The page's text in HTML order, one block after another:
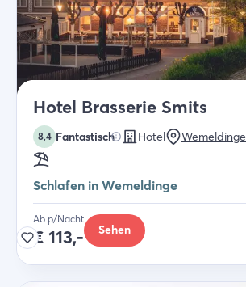
Hotel Brasserie Smits
8,4 Fantastisch Hotel Wemeldinge
Schlafen in Wemeldinge
Ab p/Nacht
€ 113,- Sehen